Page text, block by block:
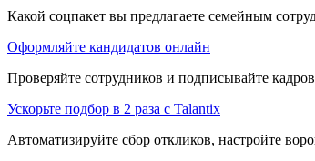
Какой соцпакет вы предлагаете семейным
Оформляйте кандидатов онлайн
Проверяйте сотрудников и подписывайте
Ускорьте подбор в 2 раза с Talantix
Автоматизируйте сбор откликов, настройте